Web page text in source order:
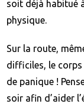
soit déjà habitué
physique.
Sur la route,
difficiles, le corps
de panique !
soir afin d’aider